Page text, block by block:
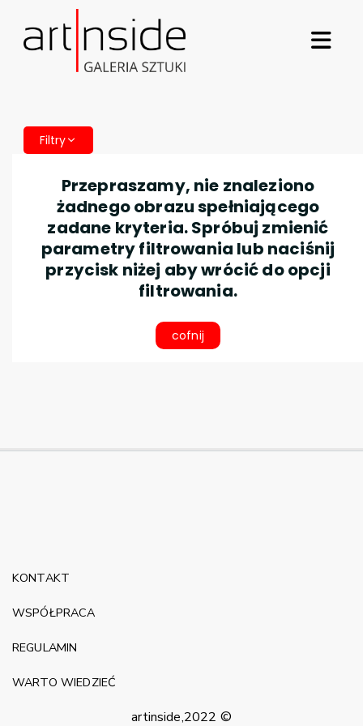
Filtry
Przepraszamy, nie znaleziono
żadnego obrazu spełniającego
zadane kryteria. Spróbuj zmienić
parametry filtrowania lub naciśnij
przycisk niżej aby wrócić do opcji
filtrowania.
cofnij
artinside,2022 ©
KONTAKT
WSPÓŁPRACA
REGULAMIN
WARTO WIEDZIEĆ